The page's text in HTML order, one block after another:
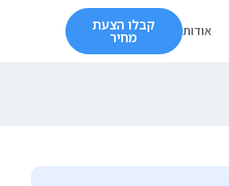
אודות קבלו הצעת
מחיר